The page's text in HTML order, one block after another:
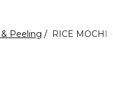
Peeling RICE MOCHI